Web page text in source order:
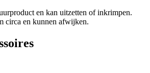
en kan uitzetten of inkrimpen.
circa en kunnen afwijken.